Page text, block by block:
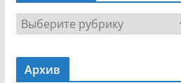
Н
в
Архив